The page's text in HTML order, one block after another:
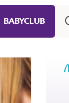
BABYCLUB